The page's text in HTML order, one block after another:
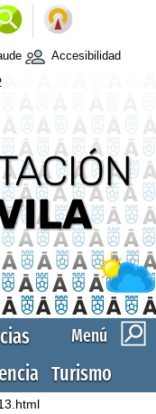
Accesibilidad
Menú
Turismo